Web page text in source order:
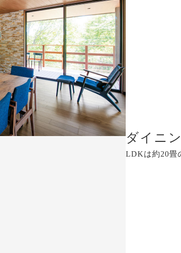
ダイニ
LDKは約20畳